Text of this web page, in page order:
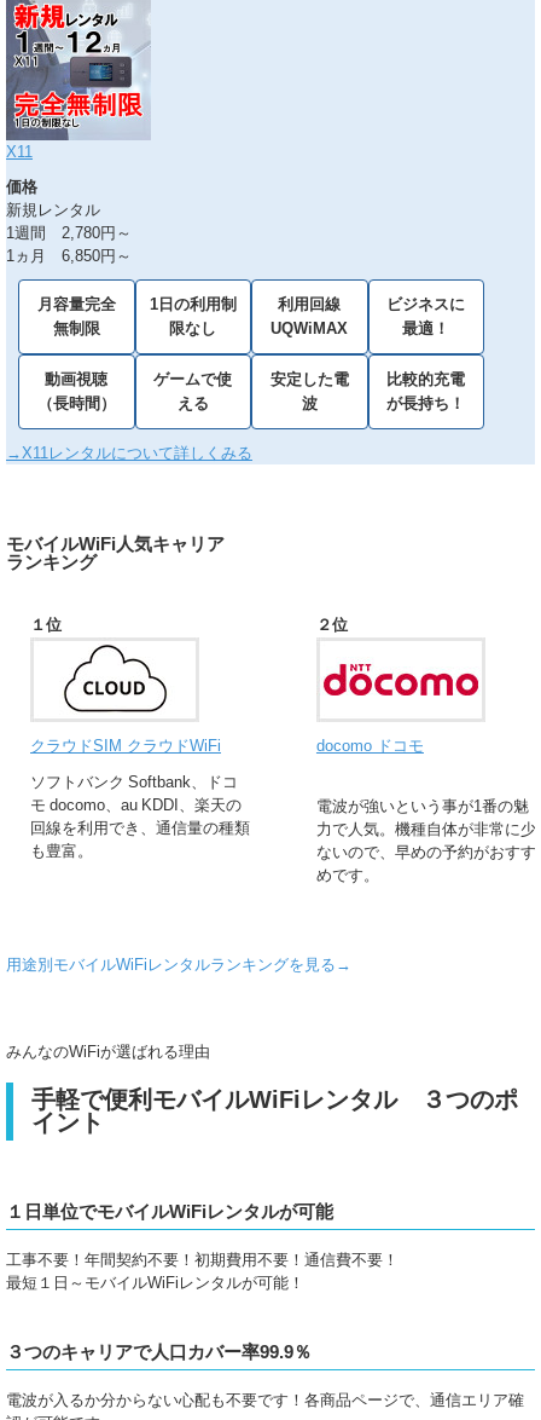
X11
価格
新規レンタル
1週間 2,780円～
1ヵ月 6,850円～
月容量完全
無制限
1日の利用制
限なし
利用回線
UQWiMAX
ビジネスに
最適！
動画視聴
（長時間）
ゲームで使
える
安定した電
波
比較的充電
が長持ち！
→X11レンタルについて詳しくみる
モバイルWiFi人気キャリア
ランキング
１位
クラウドSIM クラウドWiFi
ソフトバンク Softbank、ドコ
モ docomo、au KDDI、楽天の
回線を利用でき、通信量の種類
も豊富。
２位
docomo ドコモ
電波が強いという事が1番の魅
力で人気。機種自体が非常に少
ないので、早めの予約がおすす
めです。
用途別モバイルWiFiレンタルランキングを見る→
みんなのWiFiが選ばれる理由
手軽で便利モバイルWiFiレンタル ３つのポ
イント
１日単位でモバイルWiFiレンタルが可能
工事不要！年間契約不要！初期費用不要！通信費不要！
最短１日～モバイルWiFiレンタルが可能！
３つのキャリアで人口カバー率99.9％
電波が入るか分からない心配も不要です！各商品ページで、通信エリア確